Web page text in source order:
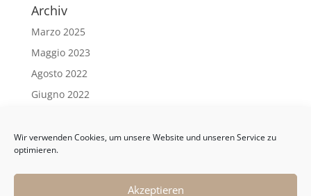
Wir verwenden Cookies, um unsere Website und unseren Service zu
optimieren.
Akzeptieren
Archiv
Marzo 2025
Maggio 2023
Agosto 2022
Giugno 2022
Aprile 2022
Marzo 2022
Febbraio 2022